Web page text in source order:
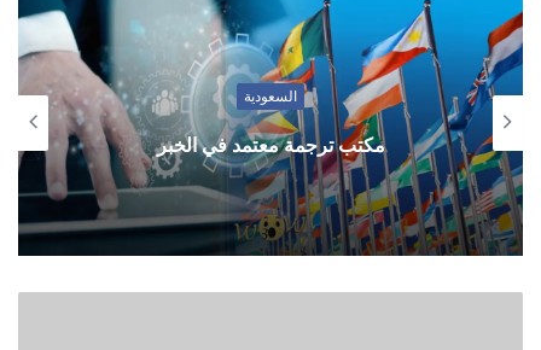
السعودية
مكتب ترجمة معتمد في الخبر